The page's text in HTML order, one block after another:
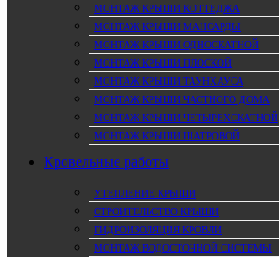
МОНТАЖ КРЫШИ КОТТЕДЖА
МОНТАЖ КРЫШИ МАНСАРДЫ
МОНТАЖ КРЫШИ ОДНОСКАТНОЙ
МОНТАЖ КРЫШИ ПЛОСКОЙ
МОНТАЖ КРЫШИ ТАУНХАУСА
МОНТАЖ КРЫШИ ЧАСТНОГО ДОМА
МОНТАЖ КРЫШИ ЧЕТЫРЕХСКАТНОЙ
МОНТАЖ КРЫШИ ШАТРОВОЙ
Кровельные работы
УТЕПЛЕНИЕ КРЫШИ
СТРОИТЕЛЬСТВО КРЫШИ
ГИДРОИЗОЛЯЦИЯ КРОВЛИ
МОНТАЖ ВОДОСТОЧНОЙ СИСТЕМЫ